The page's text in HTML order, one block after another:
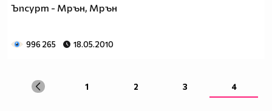
Ъпсурт - Мрън, Мрън
996 265 18.05.2010
1 2 3 4